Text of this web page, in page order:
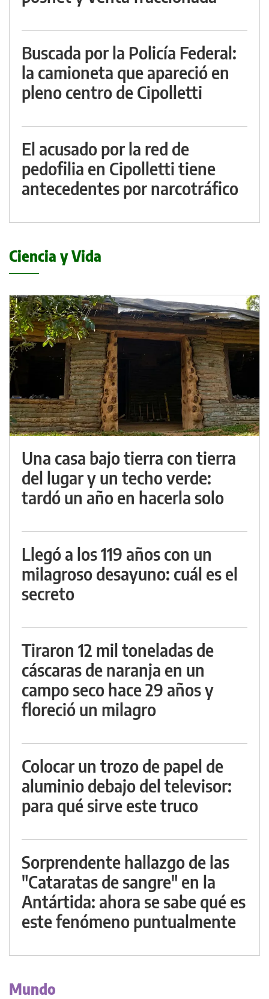
Buscada por la Policía Federal:
la camioneta que apareció en
pleno centro de Cipolletti
El acusado por la red de
pedofilia en Cipolletti tiene
antecedentes por narcotráfico
Ciencia y Vida
Una casa bajo tierra con tierra
del lugar y un techo verde:
tardó un año en hacerla solo
Llegó a los 119 años con un
milagroso desayuno: cuál es el
secreto
Tiraron 12 mil toneladas de
cáscaras de naranja en un
campo seco hace 29 años y
floreció un milagro
Colocar un trozo de papel de
aluminio debajo del televisor:
para qué sirve este truco
Sorprendente hallazgo de las
"Cataratas de sangre" en la
Antártida: ahora se sabe qué es
este fenómeno puntualmente
Mundo